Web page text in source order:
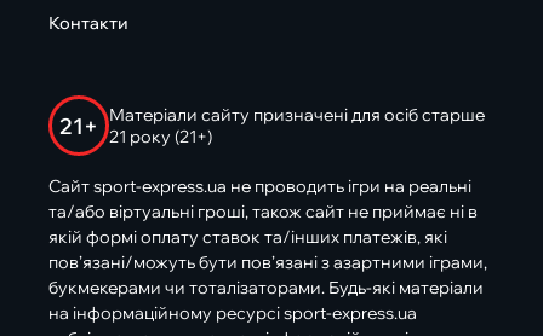
Контакти
21+
Матеріали сайту призначені для осіб старше
21 року (21+)
Сайт sport-express.ua не проводить ігри на реальні
та/або віртуальні гроші, також сайт не приймає ні в
якій формі оплату ставок та/інших платежів, які
пов’язані/можуть бути пов’язані з азартними іграми,
букмекерами чи тоталізаторами. Будь-які матеріали
на інформаційному ресурсі sport-express.ua